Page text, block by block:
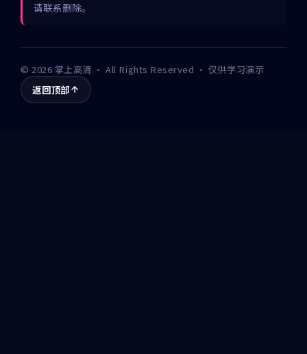
请联系删除。
©2026 掌上高清 · All Rights Reserved · 仅供学习演示
返回顶部